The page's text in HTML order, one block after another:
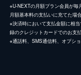
※U-NEXTの月額プラン会員が
月額基本料の支払いに充てた場合
※決済時において支払金額に相
録のクレジットカードでのお支
※通話料、SMS通信料、オプシ